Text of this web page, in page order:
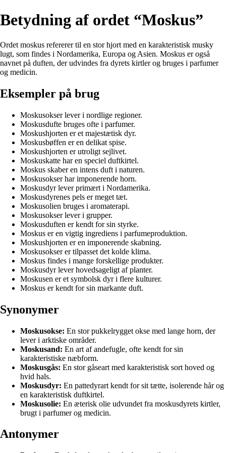
Betydning af ordet “Moskus”
Ordet moskus refererer til en stor hjort med en karakteristisk musky
lugt, som findes i Nordamerika, Europa og Asien. Moskus er også
navnet på duften, der udvindes fra dyrets kirtler og bruges i parfumer
og medicin.
Eksempler på brug
Moskusokser lever i nordlige regioner.
Moskusdufte bruges ofte i parfumer.
Moskushjorten er et majestætisk dyr.
Moskusbøffen er en delikat spise.
Moskushjorten er utroligt sejlivet.
Moskuskatte har en speciel duftkirtel.
Moskus skaber en intens duft i naturen.
Moskusokser har imponerende horn.
Moskusdyr lever primært i Nordamerika.
Moskusdyrenes pels er meget tæt.
Moskusolien bruges i aromaterapi.
Moskusokser lever i grupper.
Moskusduften er kendt for sin styrke.
Moskus er en vigtig ingrediens i parfumeproduktion.
Moskushjorten er en imponerende skabning.
Moskusokser er tilpasset det kolde klima.
Moskus findes i mange forskellige produkter.
Moskusdyr lever hovedsageligt af planter.
Moskusen er et symbolsk dyr i flere kulturer.
Moskus er kendt for sin markante duft.
Synonymer
Moskusokse: En stor pukkelrygget okse med lange horn, der
lever i arktiske områder.
Moskusand: En art af andefugle, ofte kendt for sin
karakteristiske næbform.
Moskusgås: En stor gåseart med karakteristisk sort hoved og
hvid hals.
Moskusdyr: En pattedyrart kendt for sit tætte, isolerende hår og
en karakteristisk duftkirtel.
Moskusolie: En æterisk olie udvundet fra moskusdyrets kirtler,
brugt i parfumer og medicin.
Antonymer